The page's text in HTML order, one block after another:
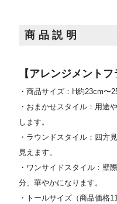
商品説明
【アレンジメント
・商品サイズ：H約23cm
・おまかせスタイル：用途
します。
・ラウンドスタイル：四方
見えます。
・ワンサイドスタイル：壁
分、華やかになります。
・トールサイズ（商品価格